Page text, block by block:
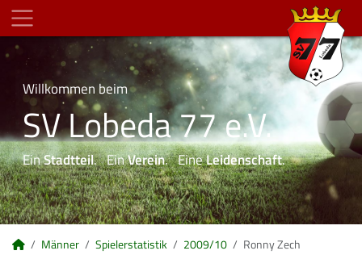
Willkommen beim
SV Lobeda 77 e.V.
EinStadtteil. EinVerein. EineLeidenschaft.
Männer Spielerstatistik 2009/10 Ronny Zech